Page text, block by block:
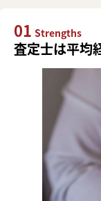
01 Strengths
査定士は平均